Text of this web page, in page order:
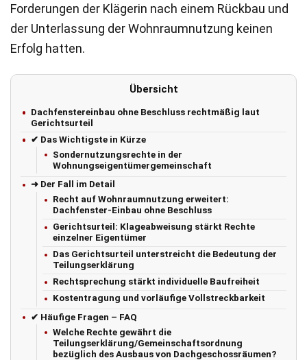
Forderungen der Klägerin nach einem Rückbau und
der Unterlassung der Wohnraumnutzung keinen
Erfolg hatten.
Übersicht
Dachfenstereinbau ohne Beschluss rechtmäßig laut
Gerichtsurteil
✔ Das Wichtigste in Kürze
Sondernutzungsrechte in der
Wohnungseigentümergemeinschaft
➜ Der Fall im Detail
Recht auf Wohnraumnutzung erweitert:
Dachfenster-Einbau ohne Beschluss
Gerichtsurteil: Klageabweisung stärkt Rechte
einzelner Eigentümer
Das Gerichtsurteil unterstreicht die Bedeutung der
Teilungserklärung
Rechtsprechung stärkt individuelle Baufreiheit
Kostentragung und vorläufige Vollstreckbarkeit
✔ Häufige Fragen – FAQ
Welche Rechte gewährt die
Teilungserklärung/Gemeinschaftsordnung
bezüglich des Ausbaus von Dachgeschossräumen?